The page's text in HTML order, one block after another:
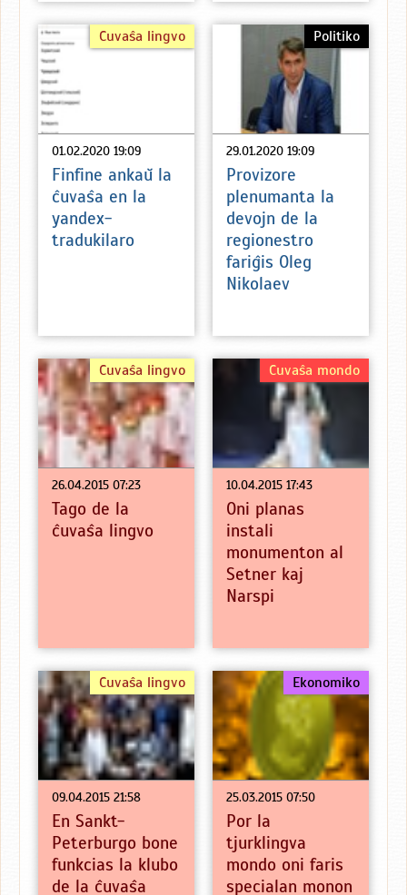
01.02.2020 19:09
Ĉuvaŝa lingvo
Finfine ankaŭ la
ĉuvaŝa en la
yandex-
tradukilaro
29.01.2020 19:09
Politiko
Provizore
plenumanta la
devojn de la
regionestro
fariĝis Oleg
Nikolaev
26.04.2015 07:23
Ĉuvaŝa lingvo
Tago de la
ĉuvaŝa lingvo
10.04.2015 17:43
Ĉuvaŝa mondo
Oni planas
instali
monumenton al
Setner kaj
Narspi
09.04.2015 21:58
Ĉuvaŝa lingvo
En Sankt-
Peterburgo bone
funkcias la klubo
de la ĉuvaŝa
25.03.2015 07:50
Ekonomiko
Por la
tjurklingva
mondo oni faris
specialan monon